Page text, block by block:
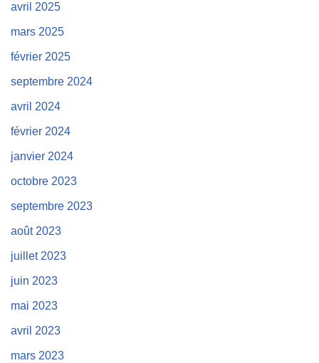
avril 2025
mars 2025
février 2025
septembre 2024
avril 2024
février 2024
janvier 2024
octobre 2023
septembre 2023
août 2023
juillet 2023
juin 2023
mai 2023
avril 2023
mars 2023